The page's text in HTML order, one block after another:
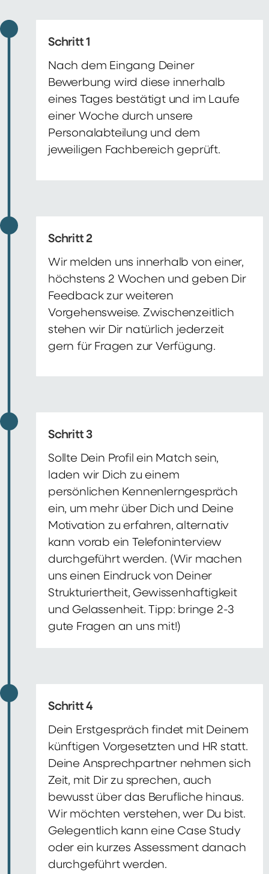
Schritt 1
Nach dem Eingang Deiner
Bewerbung wird diese innerhalb
eines Tages bestätigt und im Laufe
einer Woche durch unsere
Personalabteilung und dem
jeweiligen Fachbereich geprüft.
Schritt 2
Wir melden uns innerhalb von einer,
höchstens 2 Wochen und geben Dir
Feedback zur weiteren
Vorgehensweise. Zwischenzeitlich
stehen wir Dir natürlich jederzeit
gern für Fragen zur Verfügung.
Schritt 3
Sollte Dein Profil ein Match sein,
laden wir Dich zu einem
persönlichen Kennenlerngespräch
ein, um mehr über Dich und Deine
Motivation zu erfahren, alternativ
kann vorab ein Telefoninterview
durchgeführt werden. (Wir machen
uns einen Eindruck von Deiner
Strukturiertheit, Gewissenhaftigkeit
und Gelassenheit. Tipp: bringe 2-3
gute Fragen an uns mit!)
Schritt 4
Dein Erstgespräch findet mit Deinem
künftigen Vorgesetzten und HR statt.
Deine Ansprechpartner nehmen sich
Zeit, mit Dir zu sprechen, auch
bewusst über das Berufliche hinaus.
Wir möchten verstehen, wer Du bist.
Gelegentlich kann eine Case Study
oder ein kurzes Assessment danach
durchgeführt werden.